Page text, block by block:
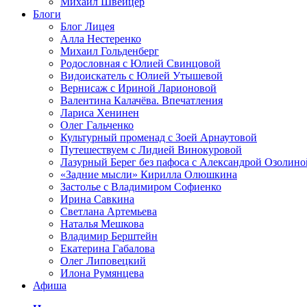
Блоги
Блог Лицея
Алла Нестеренко
Михаил Гольденберг
Родословная с Юлией Свинцовой
Видоискатель с Юлией Утышевой
Вернисаж с Ириной Ларионовой
Валентина Калачёва. Впечатления
Лариса Хенинен
Олег Гальченко
Культурный променад с Зоей Арнаутовой
Путешествуем с Лидией Винокуровой
Лазурный Берег без пафоса с Александрой
«Задние мысли» Кирилла Олюшкина
Застолье с Владимиром Софиенко
Ирина Савкина
Светлана Артемьева
Наталья Мешкова
Владимир Берштейн
Екатерина Габалова
Олег Липовецкий
Илона Румянцева
Афиша